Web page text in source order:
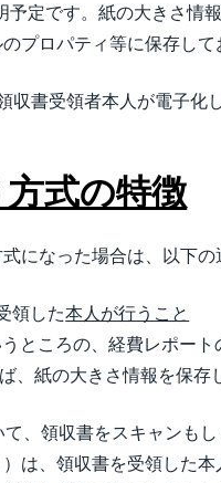
予定です。紙の大きさ情
プロパティ等に保存して
収書受領者本人が電子化
式の特徴
になった場合は、以下の
領した本人が行うこと
ところの、経費レポー
、紙の大きさ情報を保存
、領収書をスキャンも
は、領収書を受領した